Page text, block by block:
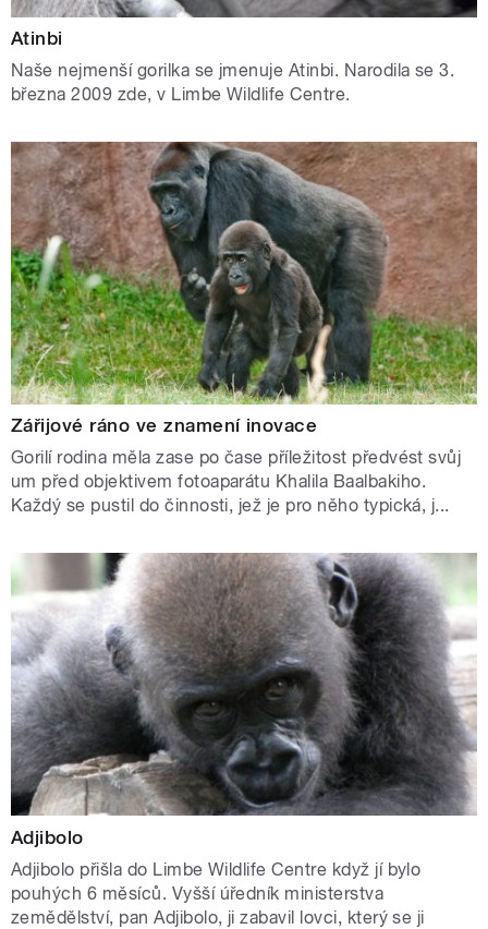
Atinbi
Naše nejmenší gorilka se jmenuje Atinbi. Narodila se 3.
března 2009 zde, v Limbe Wildlife Centre.
Zářijové ráno ve znamení inovace
Gorilí rodina měla zase po čase příležitost předvést svůj
um před objektivem fotoaparátu Khalila Baalbakiho.
Každý se pustil do činnosti, jež je pro něho typická, j...
Adjibolo
Adjibolo přišla do Limbe Wildlife Centre když jí bylo
pouhých 6 měsíců. Vyšší úředník ministerstva
zemědělství, pan Adjibolo, ji zabavil lovci, který se ji